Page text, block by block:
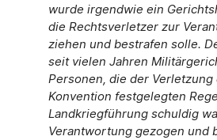
wurde irgendwie ein
die Rechtsverletzer zur
ziehen und bestrafen solle.
seit vielen Jahren
Personen, die der
Konvention festgelegten
Landkriegführung schuldig
Verantwortung gezogen und